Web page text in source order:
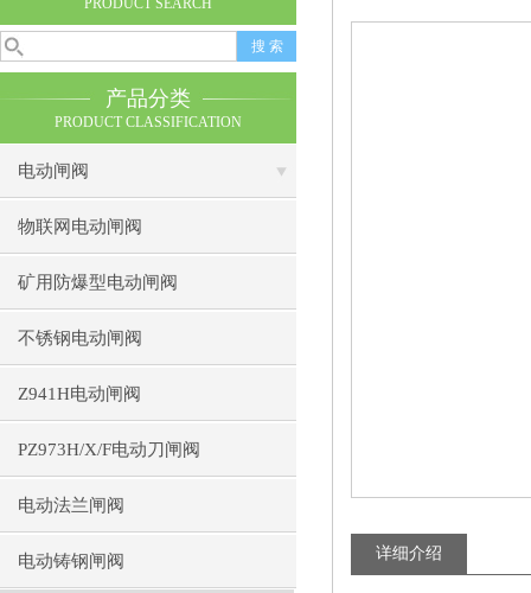
PRODUCT SEARCH
产品分类
PRODUCT CLASSIFICATION
电动闸阀
物联网电动闸阀
矿用防爆型电动闸阀
不锈钢电动闸阀
Z941H电动闸阀
PZ973H/X/F电动刀闸阀
电动法兰闸阀
电动铸钢闸阀 详细介绍